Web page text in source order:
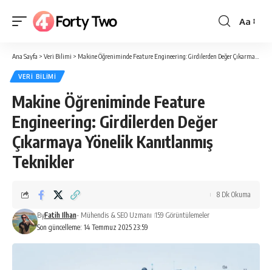
Yazı
Aa
Ana Sayfa > Veri Bilimi > Makine Öğreniminde Feature Engineering: Girdilerden Değer Çıkarmaya Yönelik Kanıtlanmış Teknikler
VERI BILIMI
Makine Öğreniminde Feature
Engineering: Girdilerden Değer
Çıkarmaya Yönelik Kanıtlanmış
Teknikler
Son güncelleme: 14 Temmuz 2025 23:59
ByFatih Ilhan- Mühendis & SEO Uzmanı 159 Görüntülemeler
8 Dk Okuma